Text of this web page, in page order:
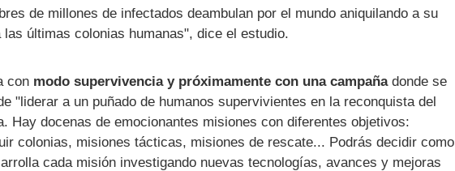
de millones de infectados deambulan por el mundo aniquilando a su
las últimas colonias humanas", dice el estudio.
con modo supervivencia y próximamente con una campañadonde se
"liderar a un puñado de humanos supervivientes en la reconquista del
Hay docenas de emocionantes misiones con diferentes objetivos:
colonias, misiones tácticas, misiones de rescate... Podrás decidir como
cada misión investigando nuevas tecnologías, avances y mejoras